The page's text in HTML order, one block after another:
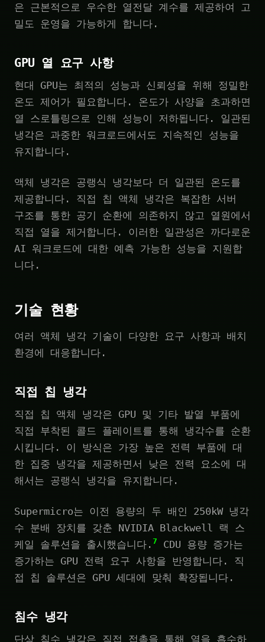
은 근본적으로 우수한 열전달 계수를 제공하여 고
밀도 운영을 가능하게 합니다.
GPU 열 요구 사항
현대 GPU는 최적의 성능과 신뢰성을 위해 정밀한
온도 제어가 필요합니다. 온도가 사양을 초과하면
열 스로틀링으로 인해 성능이 저하됩니다. 일관된
냉각은 과중한 워크로드에서도 지속적인 성능을
유지합니다.
액체 냉각은 공랭식 냉각보다 더 일관된 온도를
제공합니다. 직접 칩 액체 냉각은 복잡한 서버
구조를 통한 공기 순환에 의존하지 않고 열원에서
직접 열을 제거합니다. 이러한 일관성은 까다로운
AI 워크로드에 대한 예측 가능한 성능을 지원합
니다.
기술 현황
여러 액체 냉각 기술이 다양한 요구 사항과 배치
환경에 대응합니다.
직접 칩 냉각
직접 칩 액체 냉각은 GPU 및 기타 발열 부품에
직접 부착된 콜드 플레이트를 통해 냉각수를 순환
시킵니다. 이 방식은 가장 높은 전력 부품에 대
한 집중 냉각을 제공하면서 낮은 전력 요소에 대
해서는 공랭식 냉각을 유지합니다.
Supermicro는 이전 용량의 두 배인 250kW 냉각
수 분배 장치를 갖춘 NVIDIA Blackwell 랙 스
케일 솔루션을 출시했습니다. 7
CDU 용량 증가는
증가하는 GPU 전력 요구 사항을 반영합니다. 직
접 칩 솔루션은 GPU 세대에 맞춰 확장됩니다.
침수 냉각
단상 침수 냉각은 직접 접촉을 통해 열을 흡수하